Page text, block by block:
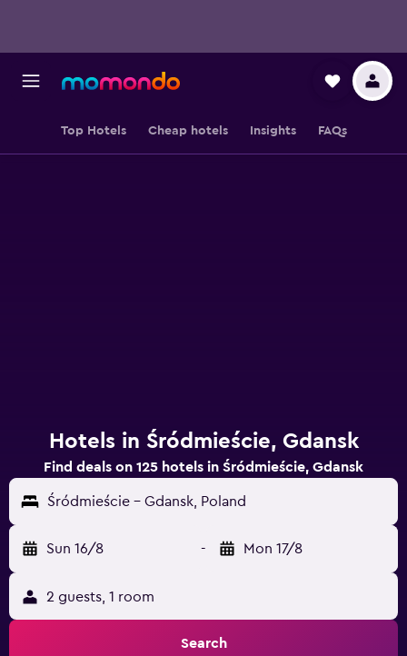
Top Hotels Cheap hotels Insights FAQs
Hotels in Śródmieście, Gdansk
Find deals on 125 hotels in Śródmieście, Gdansk
Śródmieście - Gdansk, Poland
Sun 16/8 - Mon 17/8
2 guests, 1 room
Search